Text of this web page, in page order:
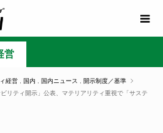
営
経営 国内 国内ニュース
開示制度／基準
リティ開示」公表、マテリアリティ重視で「サステ